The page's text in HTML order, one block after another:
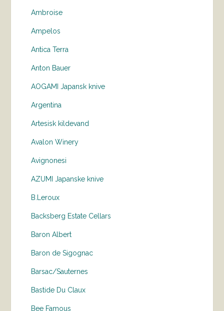
Ambroise
Ampelos
Antica Terra
Anton Bauer
AOGAMI Japansk knive
Argentina
Artesisk kildevand
Avalon Winery
Avignonesi
AZUMI Japanske knive
B.Leroux
Backsberg Estate Cellars
Baron Albert
Baron de Sigognac
Barsac/Sauternes
Bastide Du Claux
Bee Famous